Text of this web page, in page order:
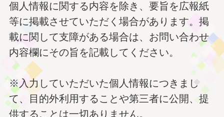
個人情報に関する内容を除き、要旨を広報紙
等に掲載させていただく場合があります。掲
載に関して支障がある場合は、お問い合わせ
内容欄にその旨を記載してください。
※入力していただいた個人情報につきまし
て、目的外利用することや第三者に公開、提
供することは一切ありません。